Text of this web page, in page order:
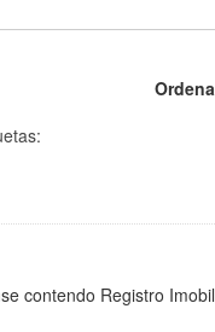
contendo Registro